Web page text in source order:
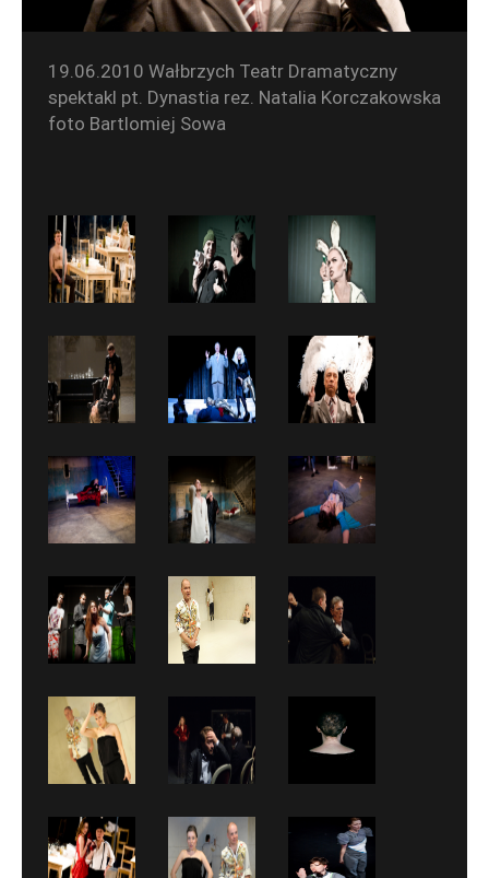
19.06.2010 Wałbrzych Teatr Dramatyczny
spektakl pt. Dynastia rez. Natalia Korczakowska
foto Bartlomiej Sowa